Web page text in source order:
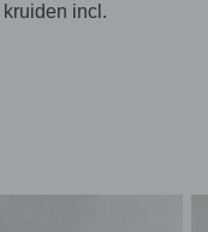
kruiden incl.